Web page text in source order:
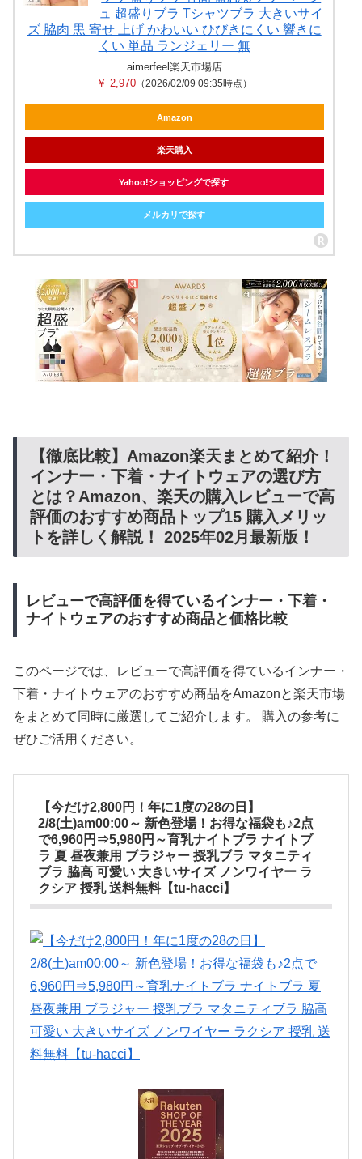
ュ 超盛りブラ Tシャツブラ 大きいサイ
ズ 脇肉 黒 寄せ 上げ かわいい ひびきにくい 響きに
くい 単品 ランジェリー 無
aimerfeel楽天市場店
￥ 2,970 （2026/02/09 09:35時点）
Amazon
楽天購入
Yahoo!ショッピングで探す
メルカリで探す
【徹底比較】Amazon楽天まとめて紹介！
インナー・下着・ナイトウェアの選び方
とは？Amazon、楽天の購入レビューで高
評価のおすすめ商品トップ15 購入メリッ
トを詳しく解説！ 2025年02月最新版！
レビューで高評価を得ているインナー・下着・
ナイトウェアのおすすめ商品と価格比較
このページでは、レビューで高評価を得ているインナー・
下着・ナイトウェアのおすすめ商品をAmazonと楽天市場
をまとめて同時に厳選してご紹介します。 購入の参考に
ぜひご活用ください。
【今だけ2,800円！年に1度の28の日】
2/8(土)am00:00～ 新色登場！お得な福袋も♪2点
で6,960円⇒5,980円～育乳ナイトブラ ナイトブ
ラ 夏 昼夜兼用 ブラジャー 授乳ブラ マタニティ
ブラ 脇高 可愛い 大きいサイズ ノンワイヤー ラ
クシア 授乳 送料無料【tu-hacci】